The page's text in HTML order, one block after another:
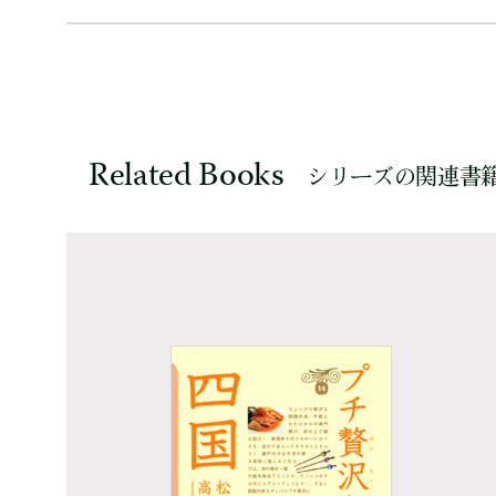
Related Books シリーズの関連書